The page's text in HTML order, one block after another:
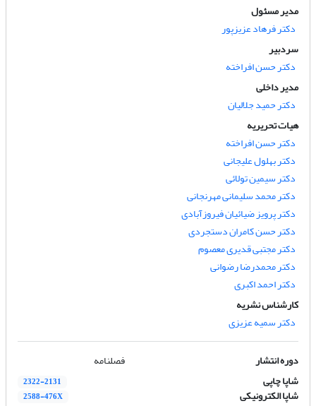
مدیر مسئول
دکتر فرهاد عزیزپور
سردبیر
دکتر حسن افراخته
مدیر داخلی
دکتر حمید جلالیان
هیات تحریریه
دکتر حسن افراخته
دکتر بهلول علیجانی
دکتر سیمین تولائی
دکتر محمد سلیمانی مهرنجانی
دکتر پرویز ضیائیان فیروزآبادی
دکتر حسن کامران دستجردی
دکتر مجتبی قدیری معصوم
دکتر محمدرضا رضوانی
دکتر احمد اکبری
کارشناس نشریه
دکتر سمیه عزیزی
دوره انتشار
فصلنامه
شاپا چاپی
2322-2131
شاپا الکترونیکی 2588-476X